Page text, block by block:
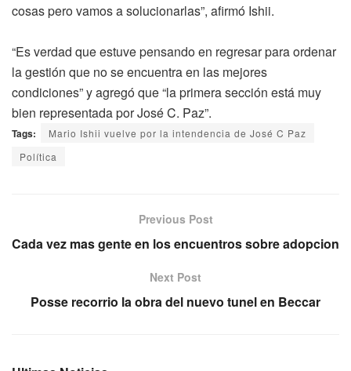
cosas pero vamos a solucionarlas”, afirmó Ishii.
“Es verdad que estuve pensando en regresar para ordenar
la gestión que no se encuentra en las mejores
condiciones” y agregó que “la primera sección está muy
bien representada por José C. Paz”.
Tags:
Mario Ishii vuelve por la intendencia de José C Paz
Política
Previous Post
Cada vez mas gente en los encuentros sobre adopcion
Next Post
Posse recorrio la obra del nuevo tunel en Beccar